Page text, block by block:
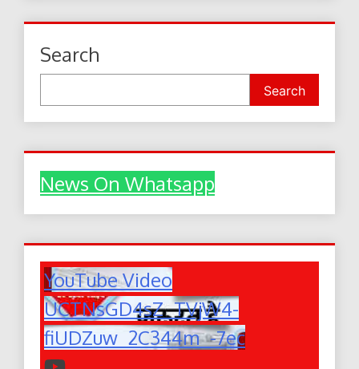
Search
Search
News On Whatsapp
YouTube Video
UCTNsGD4sZ_TVjW4-
fiUDZuw_2C344m_-7ec